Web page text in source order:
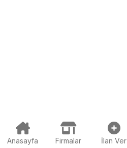
Anasayfa Firmalar İlan Ver